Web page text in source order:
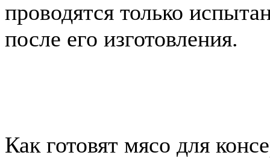
проводятся только
после его изготовления.
Как готовят мясо для